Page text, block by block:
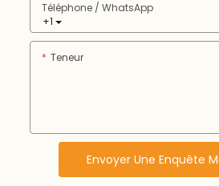
+1
Téléphone / WhatsApp
Teneur
Envoyer Une Enquête